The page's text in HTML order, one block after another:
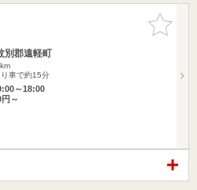
お気に入
りに追加
別郡遠軽町
車で約15分
～18:00
～